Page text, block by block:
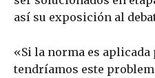
así su exposición al
«Si la norma es
tendríamos este